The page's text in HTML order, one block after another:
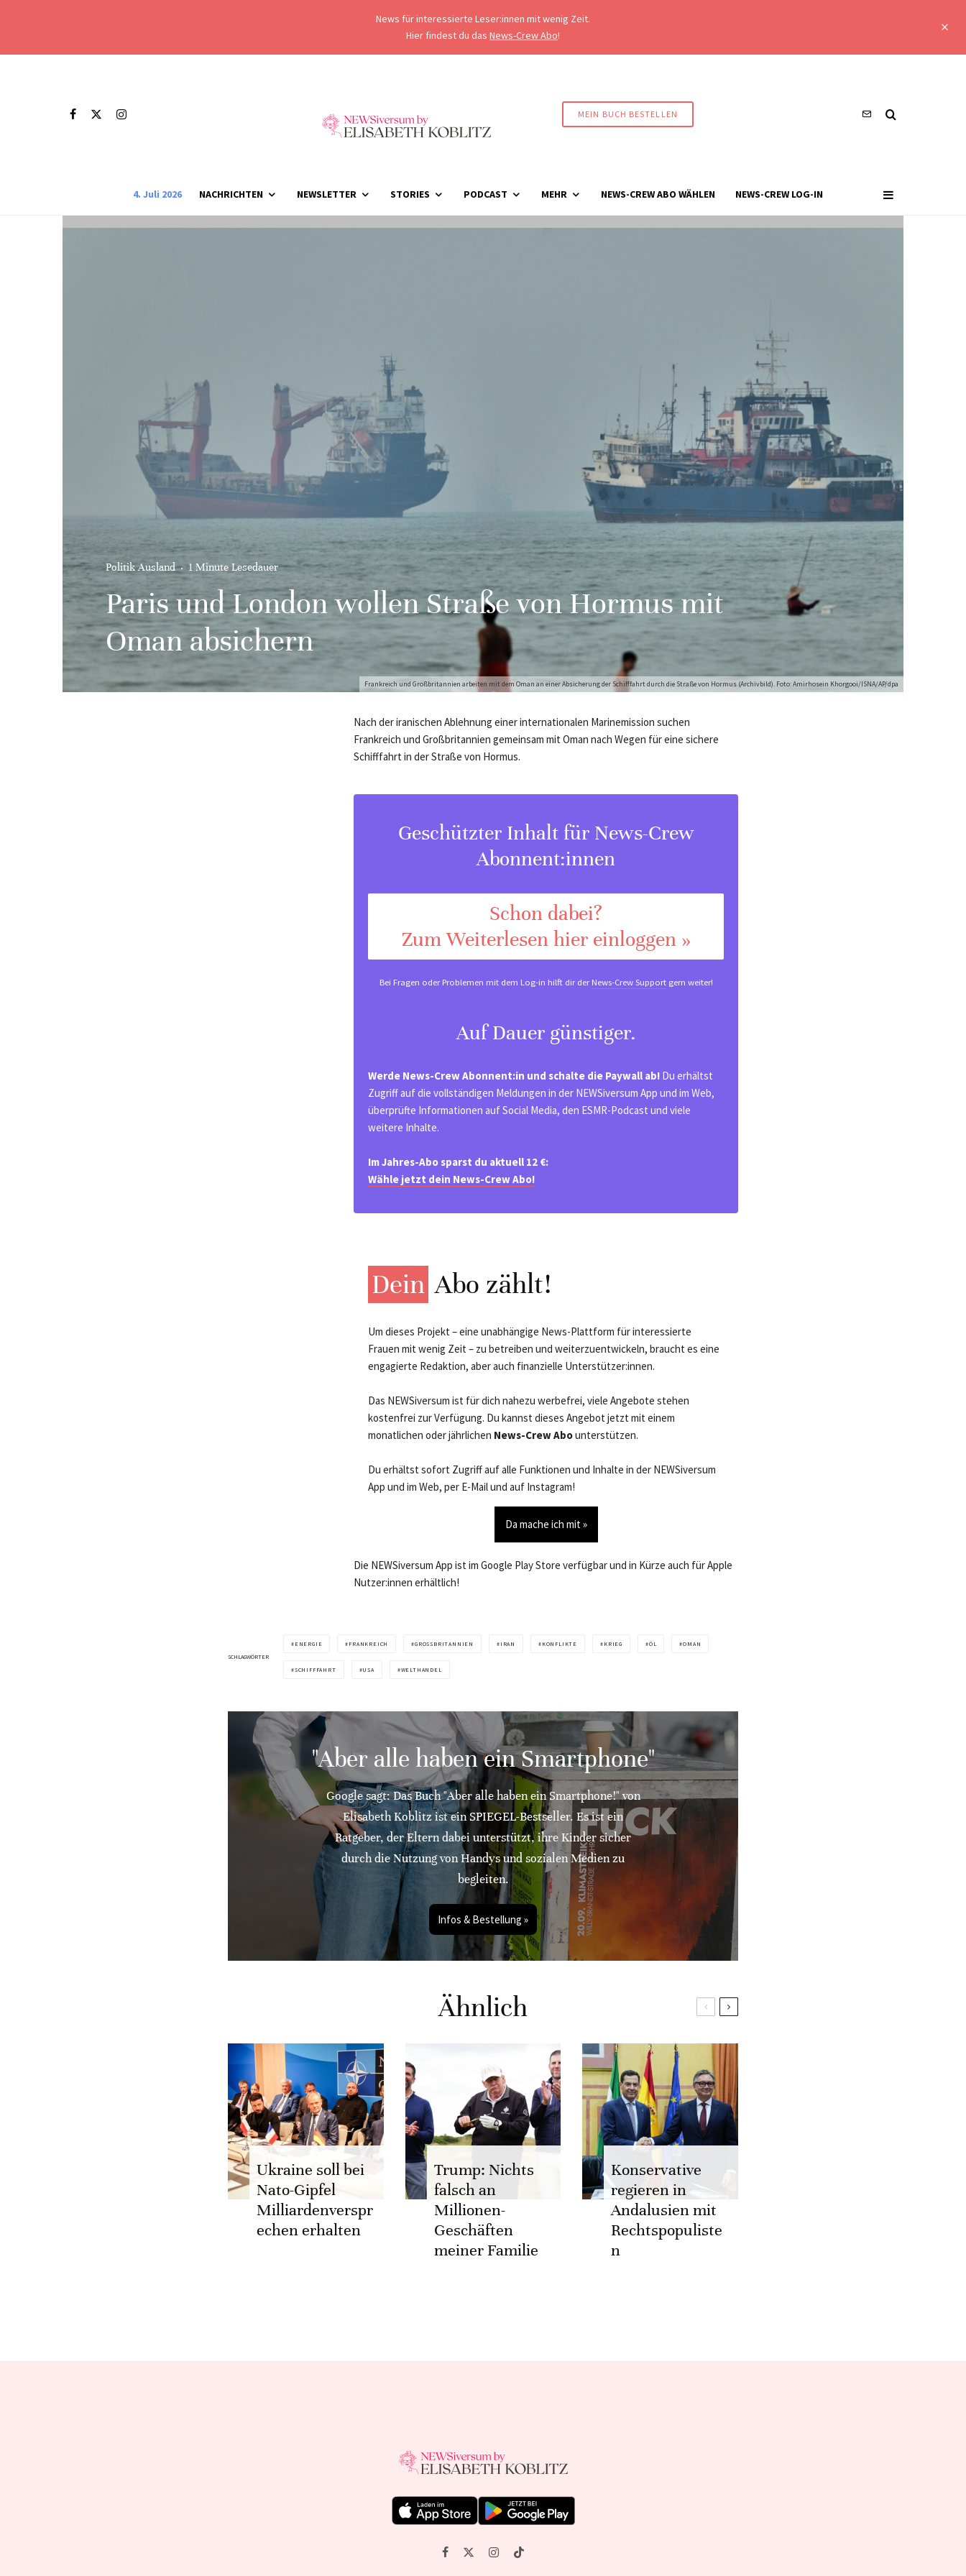
News für interessierte Leser:innen mit wenig Zeit.
Hier findest du das News-Crew Abo!
MEIN BUCH BESTELLEN
4. Juli 2026 NACHRICHTEN NEWSLETTER STORIES PODCAST MEHR NEWS-CREW ABO WÄHLEN NEWS-CREW LOG-IN
Frankreich und Großbritannien arbeiten mit dem Oman an einer Absicherung der Schifffahrt durch die Straße von Hormus (Archivbild). Foto: Amirhosein Khorgooi/ISNA/AP/dpa
Politik Ausland · 1 Minute Lesedauer
Paris und London wollen Straße von Hormus mit
Oman absichern
Nach der iranischen Ablehnung einer internationalen Marinemission suchen
Frankreich und Großbritannien gemeinsam mit Oman nach Wegen für eine sichere
Schifffahrt in der Straße von Hormus.
Geschützter Inhalt für News-Crew
Abonnent:innen
Schon dabei?
Zum Weiterlesen hier einloggen »
Bei Fragen oder Problemen mit dem Log-in hilft dir derNews-Crew Supportgern weiter!
Auf Dauer günstiger.
Werde News-Crew Abonnent:in und schalte die Paywall ab! Du erhältst
Zugriff auf die vollständigen Meldungen in der NEWSiversum App und im Web,
überprüfte Informationen auf Social Media, den ESMR-Podcast und viele
weitere Inhalte.
Im Jahres-Abo sparst du aktuell 12 €:
Wähle jetzt dein News-Crew Abo!
Dein Abo zählt!
Um dieses Projekt – eine unabhängige News-Plattform für interessierte
Frauen mit wenig Zeit – zu betreiben und weiterzuentwickeln, braucht es eine
engagierte Redaktion, aber auch finanzielle Unterstützer:innen.
Das NEWSiversum ist für dich nahezu werbefrei, viele Angebote stehen
kostenfrei zur Verfügung. Du kannst dieses Angebot jetzt mit einem
monatlichen oder jährlichen News-Crew Abounterstützen.
Du erhältst sofort Zugriff auf alle Funktionen und Inhalte in der NEWSiversum
App und im Web, per E-Mail und auf Instagram!
Da mache ich mit »
Die NEWSiversum App ist im Google Play Store verfügbar und in Kürze auch für Apple
Nutzer:innen erhältlich!
SCHLAGWÖRTER
ENERGIE FRANKREICH GROSSBRITANNIEN IRAN KONFLIKTE KRIEG ÖL OMAN
SCHIFFFAHRT USA WELTHANDEL
"Aber alle haben ein Smartphone"
Google sagt: Das Buch "Aber alle haben ein Smartphone!" von
Elisabeth Koblitz ist ein SPIEGEL-Bestseller. Es ist ein
Ratgeber, der Eltern dabei unterstützt, ihre Kinder sicher
durch die Nutzung von Handys und sozialen Medien zu
begleiten.
Infos & Bestellung »
Ähnlich
Ukraine soll bei
Nato-Gipfel
Milliardenverspr
echen erhalten
Trump: Nichts
falsch an
Millionen-
Geschäften
meiner Familie
Konservative
regieren in
Andalusien mit
Rechtspopuliste
n